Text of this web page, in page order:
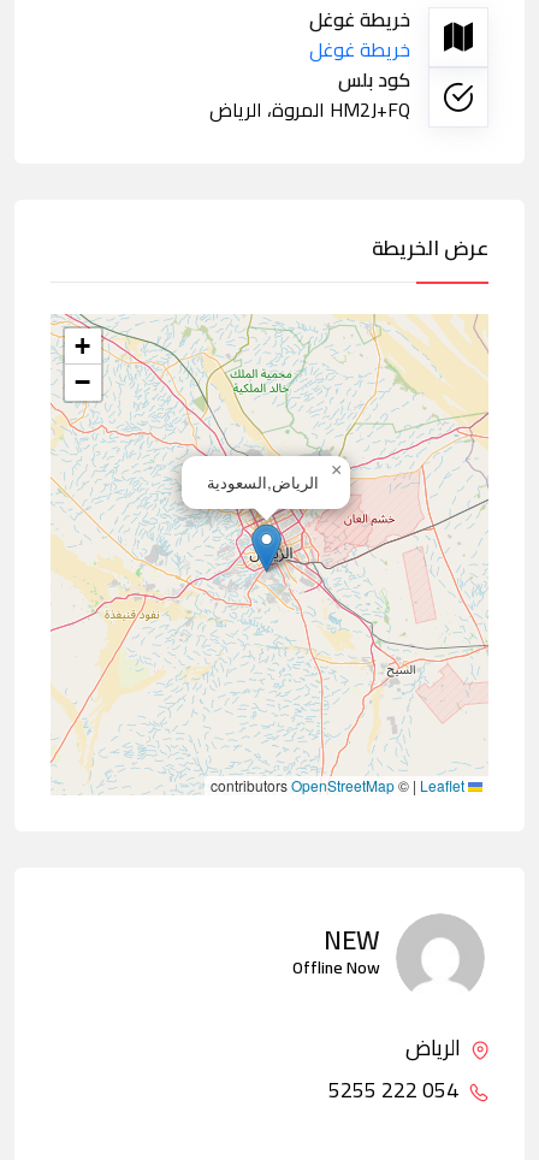
خريطة غوغل
خريطة غوغل
كود بلس
HM2J+FQ المروة، الرياض
عرض الخريطة
الرياض,السعودية
×
+
−
|
©
OpenStreetMap
NEW
Offline Now
الرياض